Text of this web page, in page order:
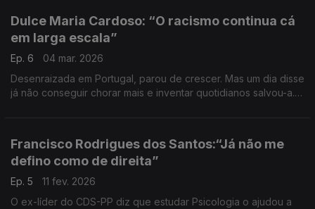
Dulce Maria Cardoso: “O racismo continua cá
em larga escala”
Ep. 6
04 mar. 2026
Desenraizada em Portugal, parou de crescer. Mas um dia disse
já não conseguir chorar mais e inventar quotidianos salvou-a.
Francisco Rodrigues dos Santos:“Já não me
defino como de direita”
Ep. 5
11 fev. 2026
O ex-líder do CDS-PP diz que estudar Psicologia o ajudou a